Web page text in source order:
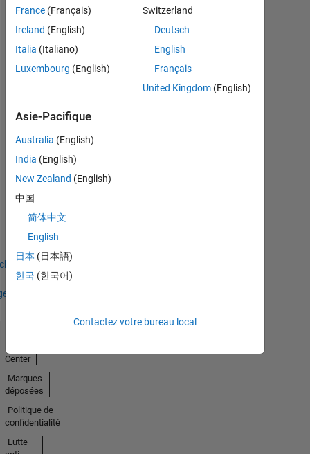
Zoltan
Nagy's
Badges
03 Aug 2023
France (Français)
Ireland (English)
Italia (Italiano)
Luxembourg (English)
Switzerland
Deutsch
English
Français
United Kingdom(English)
Asie-Pacifique
Australia (English)
India (English)
New Zealand (English)
中国
简体中文
English
日本 (日本語)
한국 (한국어)
Contactez votre bureau local
Center
Marques
déposées
Politique de
confidentialité
Lutte